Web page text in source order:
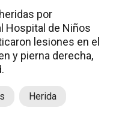
por
Hospital de Niños
lesiones en el
y pierna derecha,
Herida